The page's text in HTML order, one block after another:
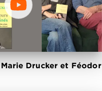
Drucker et Féodor